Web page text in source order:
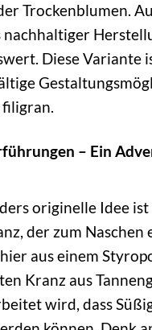
Trockenblumen.
nachhaltiger
Diese Variante
– Ein
originelle Idee ist
der zum Naschen
aus einem
Kranz aus
wird, dass